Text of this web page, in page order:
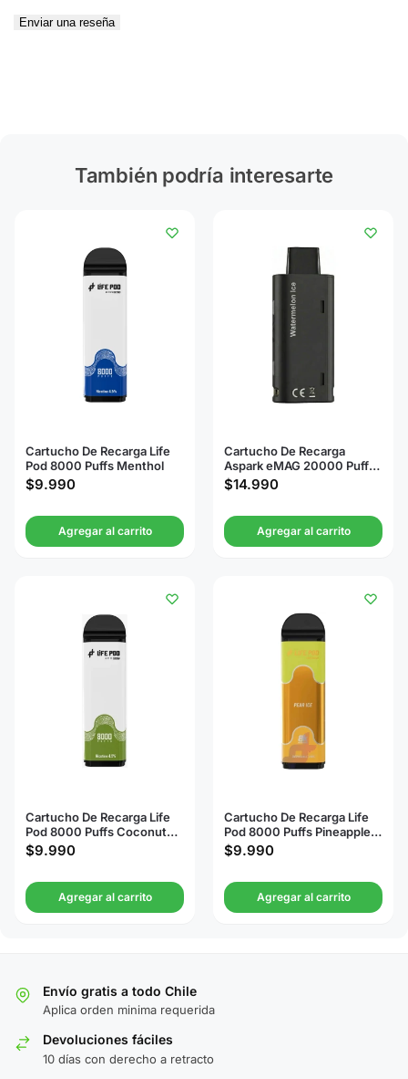
Enviar una reseña
También podría interesarte
Cartucho De Recarga Life
Pod 8000 Puffs Menthol
$9.990
Agregar al carrito
Cartucho De Recarga
Aspark eMAG 20000 Puffs
Watermelon Ice
$14.990
Agregar al carrito
Cartucho De Recarga Life
Pod 8000 Puffs Coconut
Water
$9.990
Agregar al carrito
Cartucho De Recarga Life
Pod 8000 Puffs Pineapple
Ice
$9.990
Agregar al carrito
Envío gratis a todo Chile
Aplica orden minima requerida
Devoluciones fáciles
10 días con derecho a retracto